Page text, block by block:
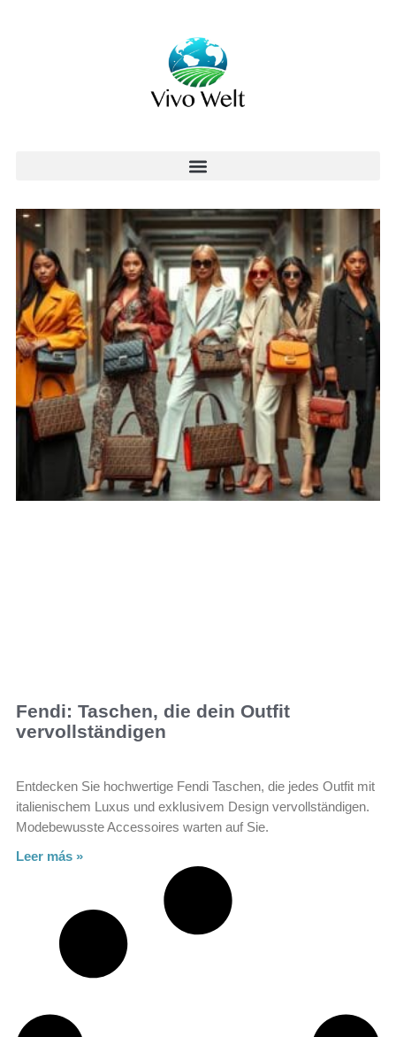
Fendi: Taschen, die dein Outfit
vervollständigen
Entdecken Sie hochwertige Fendi Taschen, die jedes Outfit mit
italienischem Luxus und exklusivem Design vervollständigen.
Modebewusste Accessoires warten auf Sie.
Leer más »